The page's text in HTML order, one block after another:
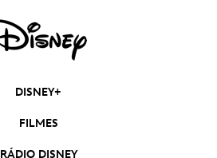
DISNEY+
FILMES
RÁDIO DISNEY